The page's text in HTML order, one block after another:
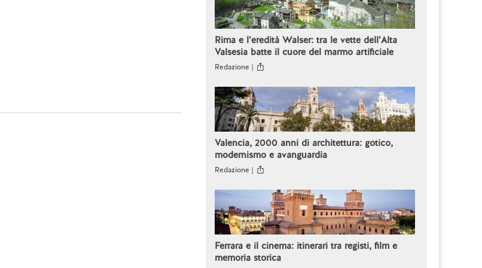
Rima e l’eredità Walser: tra le vette dell’Alta
Valsesia batte il cuore del marmo artificiale
Redazione |
Valencia, 2000 anni di architettura: gotico,
modernismo e avanguardia
Redazione |
Ferrara e il cinema: itinerari tra registi, film e
memoria storica